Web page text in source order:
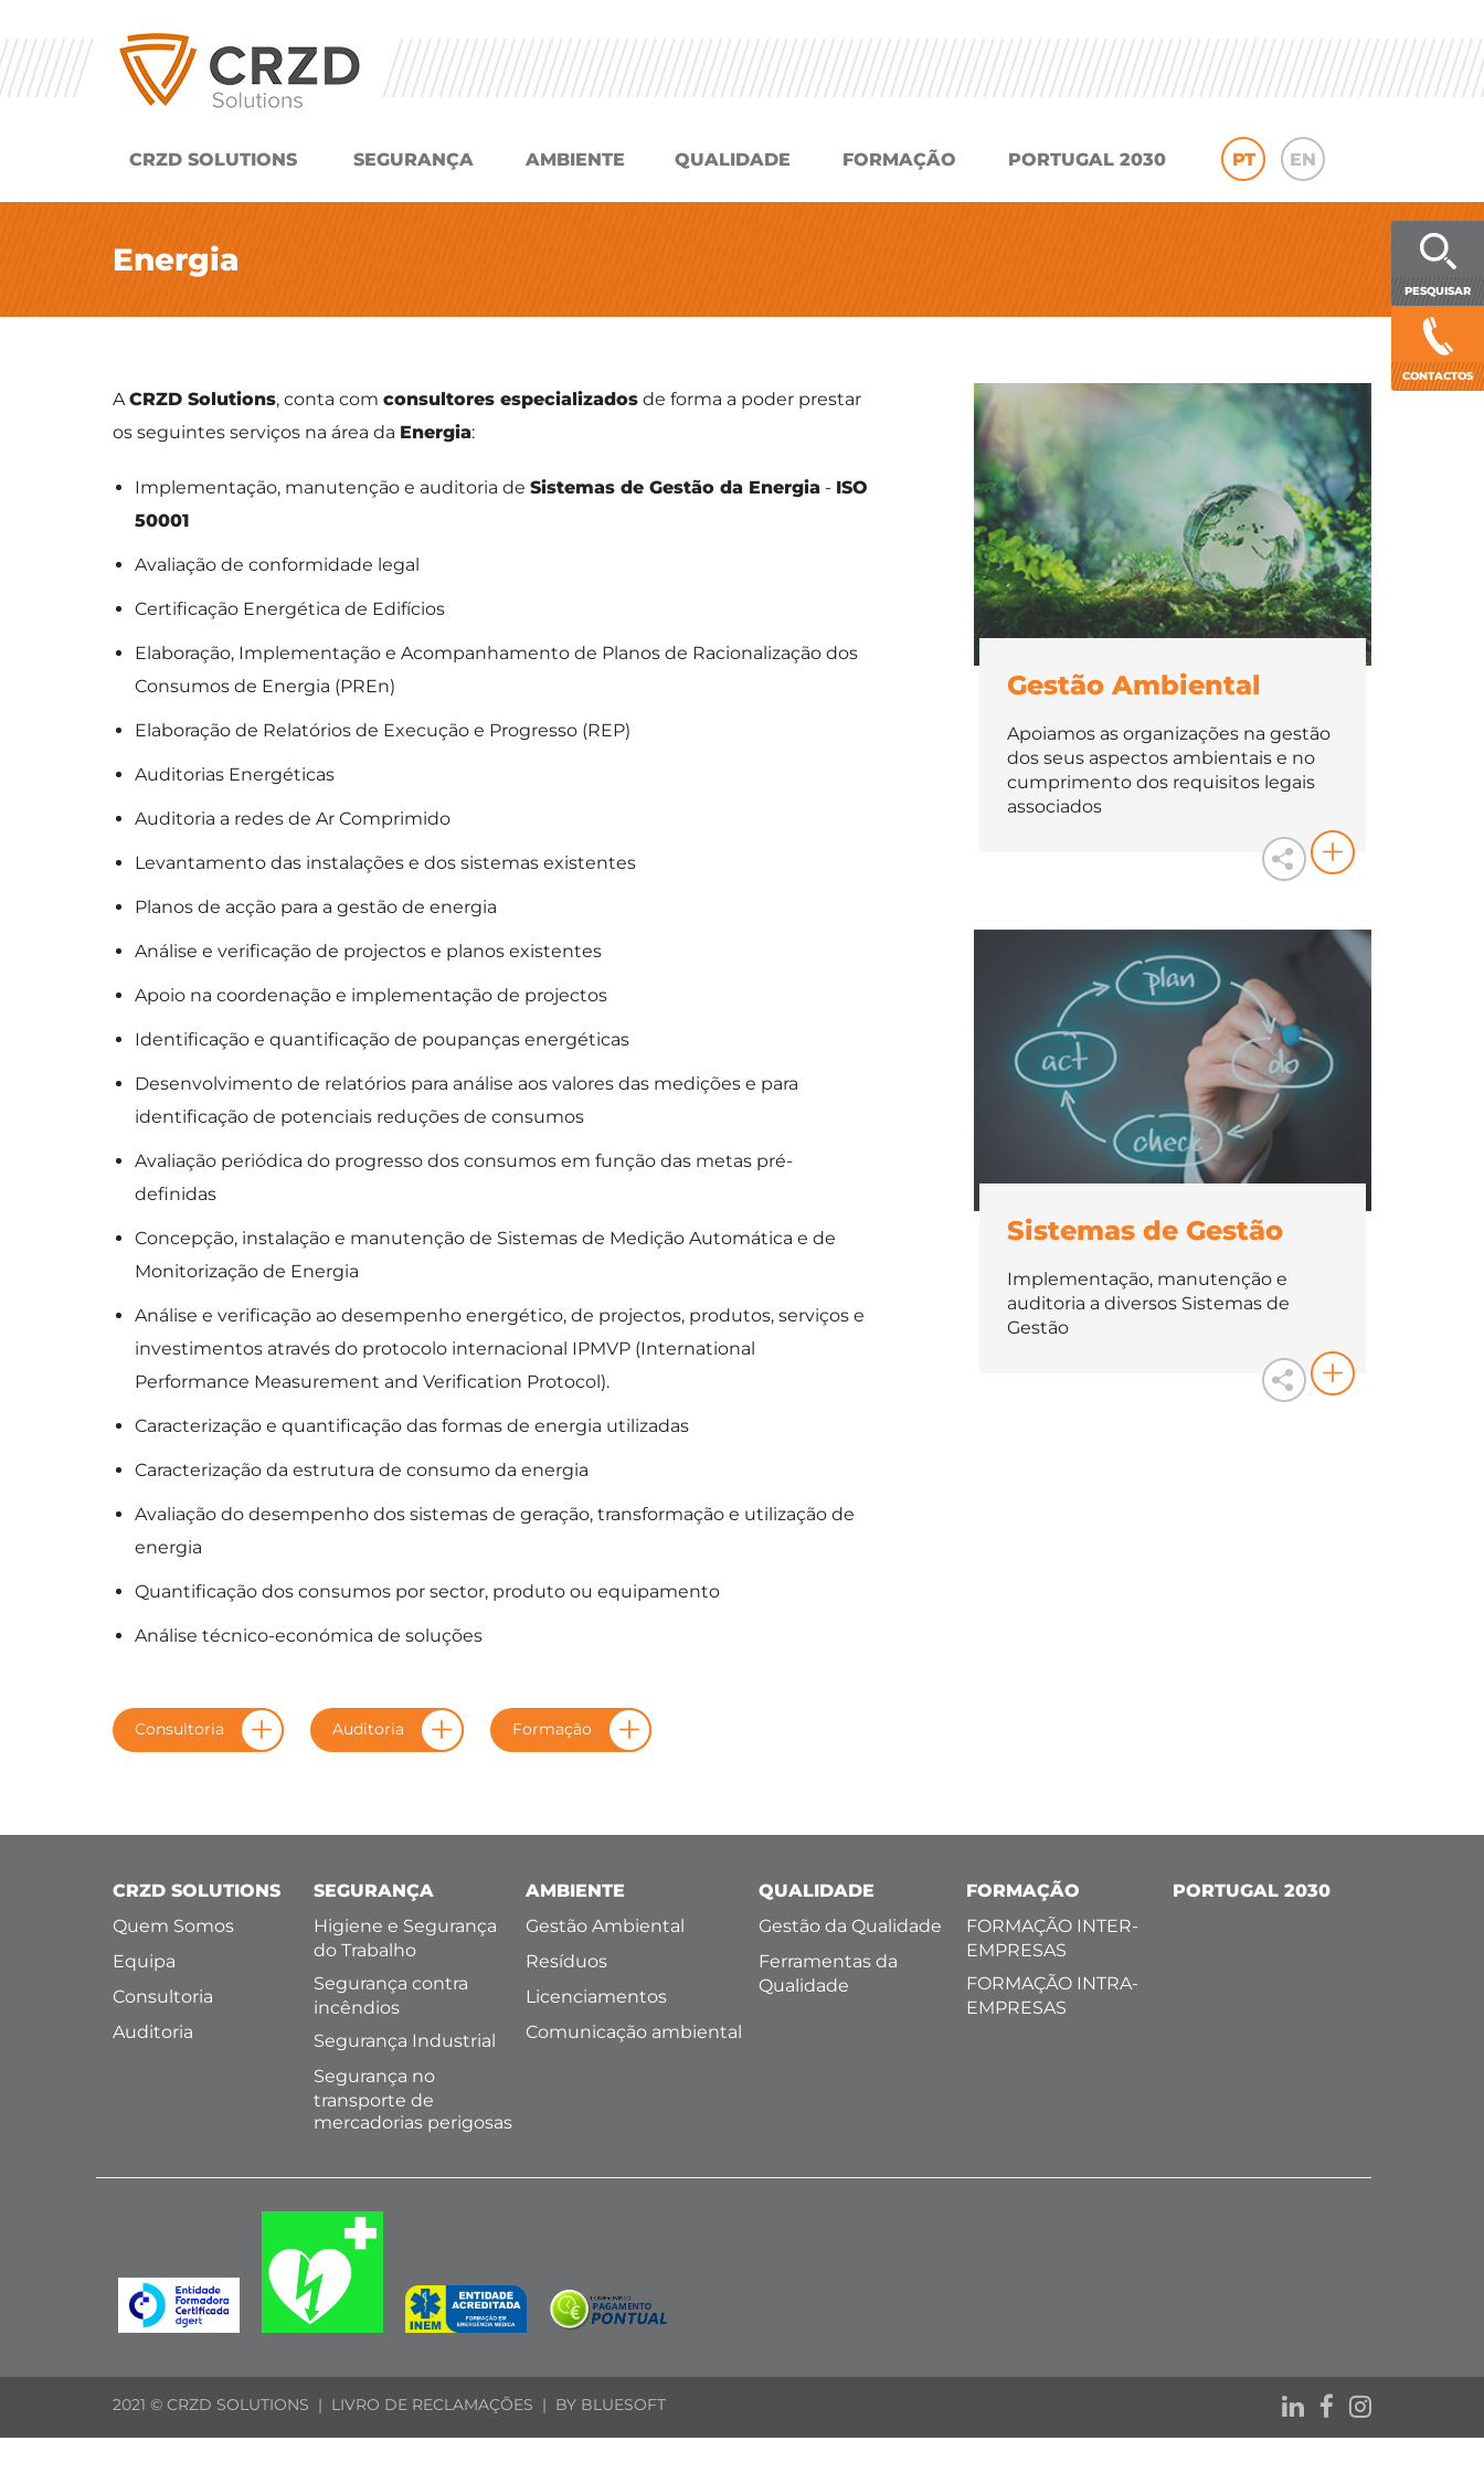
CRZD SOLUTIONS SEGURANÇA AMBIENTE QUALIDADE FORMAÇÃO PORTUGAL 2030 PT EN
Energia
ACRZD Solutions, conta com consultores especializados de forma a poder prestar
os seguintes serviços na área da Energia:
Implementação, manutenção e auditoria de Sistemas de Gestão da Energia - ISO
50001
Avaliação de conformidade legal
Certificação Energética de Edifícios
Elaboração, Implementação e Acompanhamento de Planos de Racionalização dos
Consumos de Energia (PREn)
Elaboração de Relatórios de Execução e Progresso (REP)
Auditorias Energéticas
Auditoria a redes de Ar Comprimido
Levantamento das instalações e dos sistemas existentes
Planos de acção para a gestão de energia
Análise e verificação de projectos e planos existentes
Apoio na coordenação e implementação de projectos
Identificação e quantificação de poupanças energéticas
Desenvolvimento de relatórios para análise aos valores das medições e para
identificação de potenciais reduções de consumos
Avaliação periódica do progresso dos consumos em função das metas pré-
definidas
Concepção, instalação e manutenção de Sistemas de Medição Automática e de
Monitorização de Energia
Análise e verificação ao desempenho energético, de projectos, produtos, serviços e
investimentos através do protocolo internacional IPMVP (International
Performance Measurement and Verification Protocol).
Caracterização e quantificação das formas de energia utilizadas
Caracterização da estrutura de consumo da energia
Avaliação do desempenho dos sistemas de geração, transformação e utilização de
energia
Quantificação dos consumos por sector, produto ou equipamento
Análise técnico-económica de soluções
Consultoria Auditoria Formação
Gestão Ambiental
Apoiamos as organizações na gestão
dos seus aspectos ambientais e no
cumprimento dos requisitos legais
associados
Sistemas de Gestão
Implementação, manutenção e
auditoria a diversos Sistemas de
Gestão
CRZD SOLUTIONS
Quem Somos
Equipa
Consultoria
Auditoria
SEGURANÇA
Higiene e Segurança
do Trabalho
Segurança contra
incêndios
Segurança Industrial
Segurança no
transporte de
mercadorias perigosas
AMBIENTE
Gestão Ambiental
Resíduos
Licenciamentos
Comunicação ambiental
QUALIDADE
Gestão da Qualidade
Ferramentas da
Qualidade
FORMAÇÃO
FORMAÇÃO INTER-
EMPRESAS
FORMAÇÃO INTRA-
EMPRESAS
PORTUGAL 2030
2021 © CRZD SOLUTIONS | LIVRO DE RECLAMAÇÕES | BY BLUESOFT
PESQUISAR
CONTACTOS